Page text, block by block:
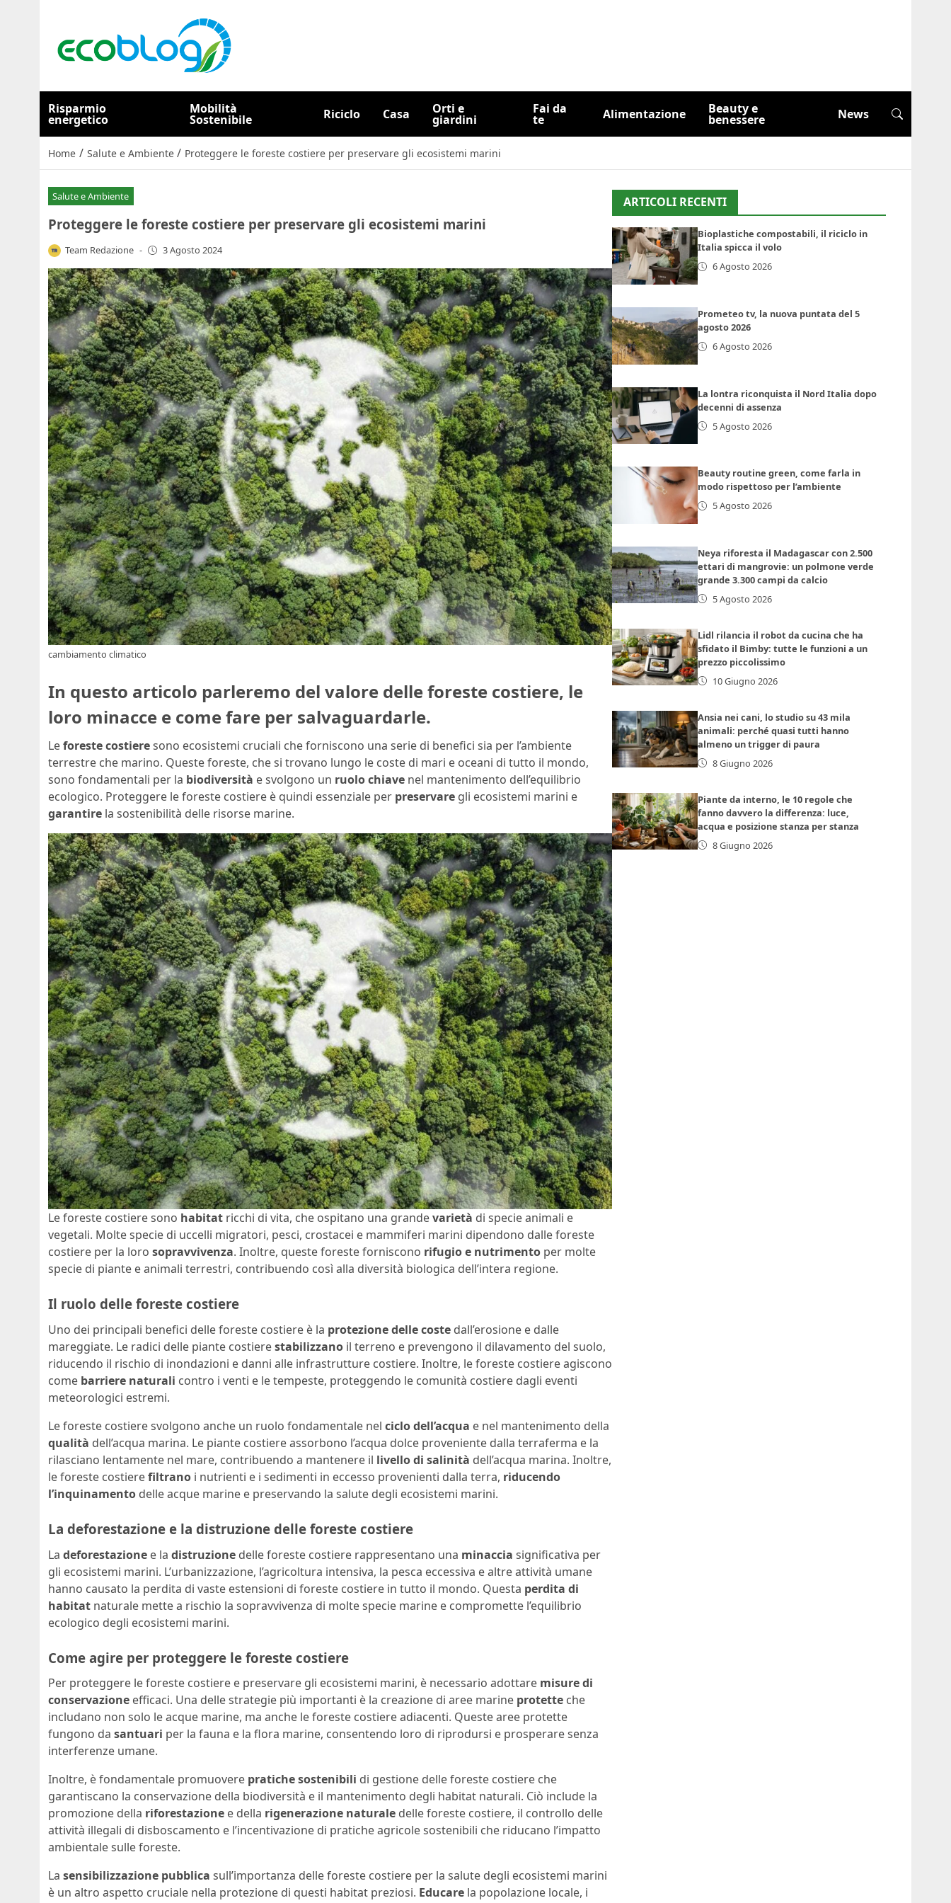
Risparmio
energetico
Mobilità
Sostenibile Riciclo Casa Orti e
giardini
Fai da
te Alimentazione Beauty e
benessere News
Home / Salute e Ambiente / Proteggere le foreste costiere per preservare gli ecosistemi marini
Salute e Ambiente
Proteggere le foreste costiere per preservare gli ecosistemi marini
Team Redazione - 3 Agosto 2024
cambiamento climatico
In questo articolo parleremo del valore delle foreste costiere, le
loro minacce e come fare per salvaguardarle.
Leforeste costieresono ecosistemi cruciali che forniscono una serie di benefici sia per l’ambiente
terrestre che marino. Queste foreste, che si trovano lungo le coste di mari e oceani di tutto il mondo,
sono fondamentali per la biodiversità e svolgono un ruolo chiave nel mantenimento dell’equilibrio
ecologico. Proteggere le foreste costiere è quindi essenziale per preservare gli ecosistemi marini e
garantire la sostenibilità delle risorse marine.
Le foreste costiere sono habitat ricchi di vita, che ospitano una grandevarietà di specie animali e
vegetali. Molte specie di uccelli migratori, pesci, crostacei e mammiferi marini dipendono dalle foreste
costiere per la loro sopravvivenza. Inoltre, queste foreste forniscono rifugio e nutrimento per molte
specie di piante e animali terrestri, contribuendo così alla diversità biologica dell’intera regione.
Il ruolo delle foreste costiere
Uno dei principali benefici delle foreste costiere è la protezione delle coste dall’erosione e dalle
mareggiate. Le radici delle piante costierestabilizzano il terreno e prevengono il dilavamento del suolo,
riducendo il rischio di inondazioni e danni alle infrastrutture costiere. Inoltre, le foreste costiere agiscono
come barriere naturali contro i venti e le tempeste, proteggendo le comunità costiere dagli eventi
meteorologici estremi.
Le foreste costiere svolgono anche un ruolo fondamentale nel ciclo dell’acqua e nel mantenimento della
qualità dell’acqua marina. Le piante costiere assorbono l’acqua dolce proveniente dalla terraferma e la
rilasciano lentamente nel mare, contribuendo a mantenere il livello di salinità dell’acqua marina. Inoltre,
le foreste costierefiltrano i nutrienti e i sedimenti in eccesso provenienti dalla terra, riducendo
l’inquinamento delle acque marine e preservando la salute degli ecosistemi marini.
La deforestazione e la distruzione delle foreste costiere
La deforestazione e la distruzione delle foreste costiere rappresentano una minaccia significativa per
gli ecosistemi marini. L’urbanizzazione, l’agricoltura intensiva, la pesca eccessiva e altre attività umane
hanno causato la perdita di vaste estensioni di foreste costiere in tutto il mondo. Questa perdita di
habitat naturale mette a rischio la sopravvivenza di molte specie marine e compromette l’equilibrio
ecologico degli ecosistemi marini.
Come agire per proteggere le foreste costiere
Per proteggere le foreste costiere e preservare gli ecosistemi marini, è necessario adottare misure di
conservazione efficaci. Una delle strategie più importanti è la creazione di aree marine protette che
includano non solo le acque marine, ma anche le foreste costiere adiacenti. Queste aree protette
fungono da santuari per la fauna e la flora marine, consentendo loro di riprodursi e prosperare senza
interferenze umane.
Inoltre, è fondamentale promuovere pratiche sostenibili di gestione delle foreste costiere che
garantiscano la conservazione della biodiversità e il mantenimento degli habitat naturali. Ciò include la
promozione della riforestazione e della rigenerazione naturale delle foreste costiere, il controllo delle
attività illegali di disboscamento e l’incentivazione di pratiche agricole sostenibili che riducano l’impatto
ambientale sulle foreste.
La sensibilizzazione pubblica sull’importanza delle foreste costiere per la salute degli ecosistemi marini
è un altro aspetto cruciale nella protezione di questi habitat preziosi. Educare la popolazione locale, i
ARTICOLI RECENTI
Bioplastiche compostabili, il riciclo in
Italia spicca il volo
6 Agosto 2026
Prometeo tv, la nuova puntata del 5
agosto 2026
6 Agosto 2026
La lontra riconquista il Nord Italia dopo
decenni di assenza
5 Agosto 2026
Beauty routine green, come farla in
modo rispettoso per l’ambiente
5 Agosto 2026
Neya riforesta il Madagascar con 2.500
ettari di mangrovie: un polmone verde
grande 3.300 campi da calcio
5 Agosto 2026
Lidl rilancia il robot da cucina che ha
sfidato il Bimby: tutte le funzioni a un
prezzo piccolissimo
10 Giugno 2026
Ansia nei cani, lo studio su 43 mila
animali: perché quasi tutti hanno
almeno un trigger di paura
8 Giugno 2026
Piante da interno, le 10 regole che
fanno davvero la differenza: luce,
acqua e posizione stanza per stanza
8 Giugno 2026